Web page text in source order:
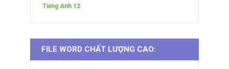
Tiếng Anh 12
FILE WORD CHẤT LƯỢNG CAO: